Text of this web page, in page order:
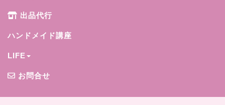
出品代行
ハンドメイド講座
LIFE
お問合せ